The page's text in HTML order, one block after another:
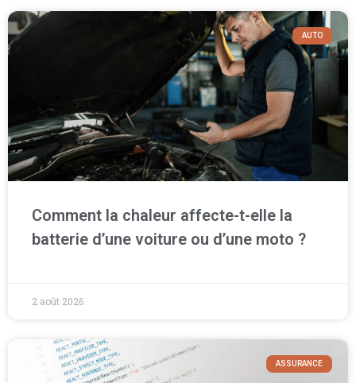
AUTO
Comment la chaleur affecte-t-elle la
batterie d’une voiture ou d’une moto ?
2 août 2026
ASSURANCE